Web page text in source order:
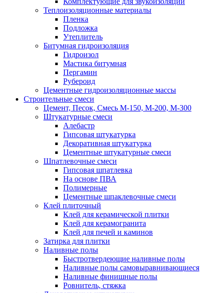
Теплоизоляционные материалы
Пленка
Подложка
Утеплитель
Битумная гидроизоляция
Гидроизол
Мастика битумная
Пергамин
Рубероид
Цементные гидроизоляционные массы
Строительные смеси
Цемент, Песок, Смесь М-150, М-200, М-300
Штукатурные смеси
Алебастр
Гипсовая штукатурка
Декоративная штукатурка
Цементные штукатурные смеси
Шпатлевочные смеси
Гипсовая шпатлевка
На основе ПВА
Полимерные
Цементные шпаклевочные смеси
Клей плиточный
Клей для керамической плитки
Клей для керамогранита
Клей для печей и каминов
Затирка для плитки
Наливные полы
Быстротвердеющие наливные полы
Наливные полы самовыравнивающиеся
Наливные финишные полы
Ровнитель, стяжка